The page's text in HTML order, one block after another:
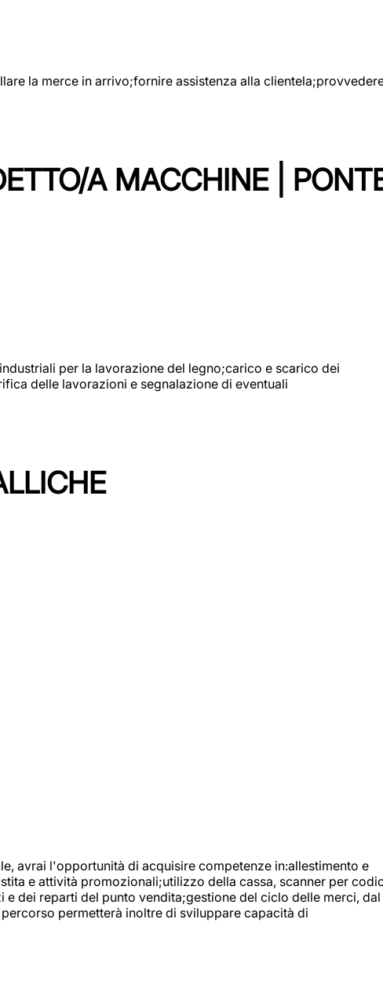
la merce in arrivo;fornire assistenza alla
A MACCHINE |
per la lavorazione del legno;carico e scarico dei
delle lavorazioni e segnalazione di eventuali
avrai l'opportunità di acquisire competenze in:allestimento e
e attività promozionali;utilizzo della cassa, scanner per
dei reparti del punto vendita;gestione del ciclo delle merci, dal
permetterà inoltre di sviluppare capacità di